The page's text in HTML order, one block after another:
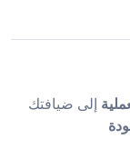
إلى ضيافتك